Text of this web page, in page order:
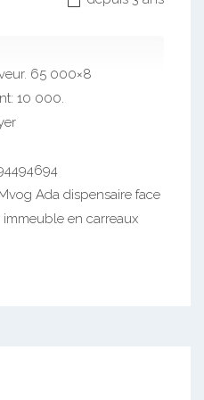
65 000×8
10 000.
Ada dispensaire face
en carreaux